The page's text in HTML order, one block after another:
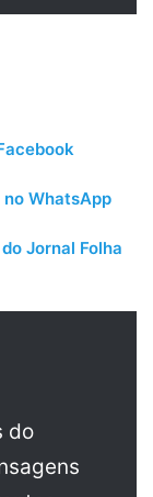
WhatsApp
Jornal Folha
do